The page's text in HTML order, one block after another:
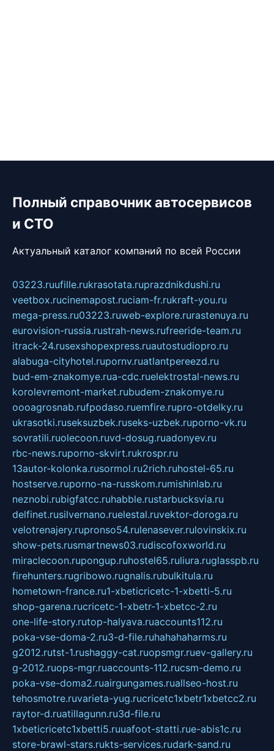
Полный справочник автосервисов
и СТО
Актуальный каталог компаний по всей России
03223.ruufille.rukrasotata.ruprazdnikdushi.ru
veetbox.rucinemapost.ruciam-fr.rukraft-you.ru
mega-press.ru03223.ruweb-explore.rurastenuya.ru
eurovision-russia.rustrah-news.rufreeride-team.ru
itrack-24.rusexshopexpress.ruautostudiopro.ru
alabuga-cityhotel.rupornv.ruatlantpereezd.ru
bud-em-znakomye.rua-cdc.ruelektrostal-news.ru
korolevremont-market.rubudem-znakomye.ru
oooagrosnab.rufpodaso.ruemfire.rupro-otdelky.ru
ukrasotki.ruseksuzbek.ruseks-uzbek.ruporno-vk.ru
sovratili.ruolecoon.ruvd-dosug.ruadonyev.ru
rbc-news.ruporno-skvirt.rukrospr.ru
13autor-kolonka.rusormol.ru2rich.ruhostel-65.ru
hostserve.ruporno-na-russkom.rumishinlab.ru
neznobi.rubigfatcc.ruhabble.rustarbucksvia.ru
delfinet.rusilvernano.ruelestal.ruvektor-doroga.ru
velotrenajery.rupronso54.rulenasever.rulovinskix.ru
show-pets.rusmartnews03.rudiscofoxworld.ru
miraclecoon.rupongup.ruhostel65.ruliura.ruglasspb.ru
firehunters.rugribowo.rugnalis.rubulkitula.ru
hometown-france.ru1-xbeticricetc-1-xbetti-5.ru
shop-garena.rucricetc-1-xbetr-1-xbetcc-2.ru
one-life-story.rutop-halyava.ruaccounts112.ru
poka-vse-doma-2.ru3-d-file.ruhahahaharms.ru
g2012.rutst-1.rushaggy-cat.ruopsmgr.ruev-gallery.ru
g-2012.ruops-mgr.ruaccounts-112.rucsm-demo.ru
poka-vse-doma2.ruairgungames.ruallseo-host.ru
tehosmotre.ruvarieta-yug.rucricetc1xbetr1xbetcc2.ru
raytor-d.ruatillagunn.ru3d-file.ru
1xbeticricetc1xbetti5.ruuafoot-statti.rue-abis1c.ru
store-brawl-stars.rukts-services.rudark-sand.ru